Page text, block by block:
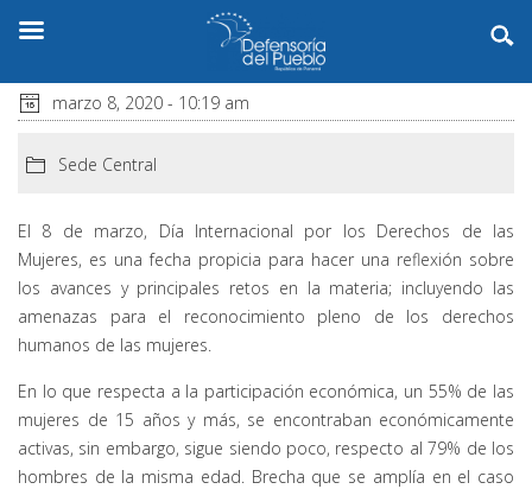
marzo 8, 2020 - 10:19 am
Sede Central
El 8 de marzo, Día Internacional por los Derechos de las
Mujeres, es una fecha propicia para hacer una reflexión sobre
los avances y principales retos en la materia; incluyendo las
amenazas para el reconocimiento pleno de los derechos
humanos de las mujeres.
En lo que respecta a la participación económica, un 55% de las
mujeres de 15 años y más, se encontraban económicamente
activas, sin embargo, sigue siendo poco, respecto al 79% de los
hombres de la misma edad. Brecha que se amplía en el caso